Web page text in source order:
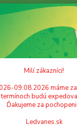
29.07.2026-
termínoch budú
za pochopenie.
hod.
Milí zákazníci!
09.08.2026 máme
budú
Ďakujeme za
Ledvanes.sk